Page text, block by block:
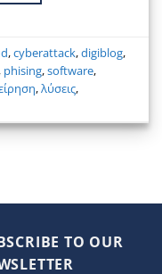
,cyberattack,digiblog,
, phising,software,
,λύσεις,
TO OUR